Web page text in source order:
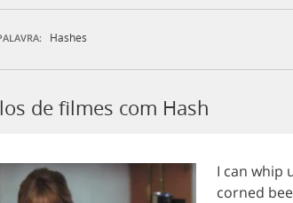
Hashes
de filmes com Hash
I can whip
corned